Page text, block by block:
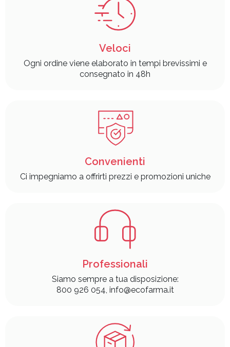
Veloci
Ogni ordine viene elaborato in tempi brevissimi e
consegnato in 48h
Convenienti
Ci impegniamo a offrirti prezzi e promozioni uniche
Professionali
Siamo sempre a tua disposizione:
800 926 054, info@ecofarma.it